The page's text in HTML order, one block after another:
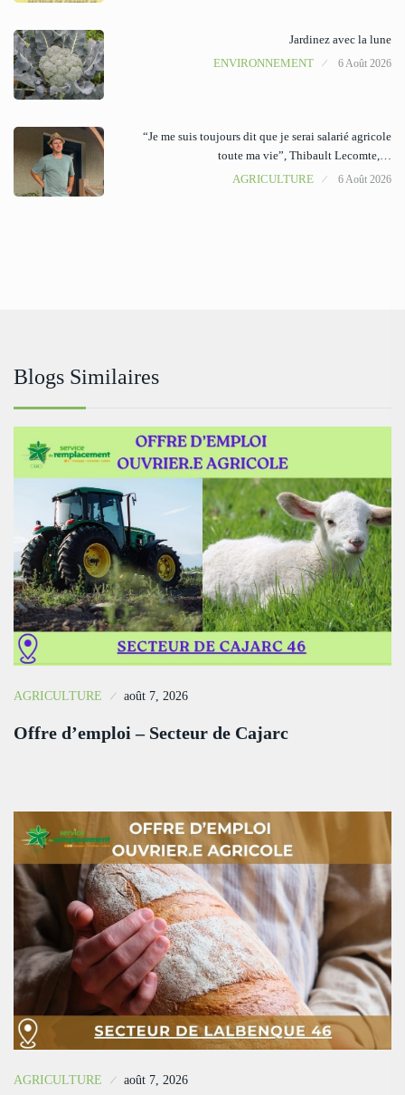
Jardinez avec la lune
ENVIRONNEMENT
6 Août 2026
“Je me suis toujours dit que je serai salarié agricole
toute ma vie”, Thibault Lecomte,…
AGRICULTURE
6 Août 2026
Blogs Similaires
AGRICULTURE août 7, 2026
Offre d’emploi – Secteur de Cajarc
AGRICULTURE août 7, 2026